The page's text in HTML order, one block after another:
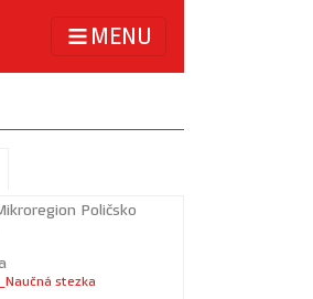
MENU
Poličsko
stezka